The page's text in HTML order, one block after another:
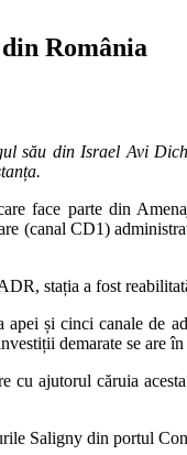
România
din Israel Avi
face parte din
(canal CD1)
stația a fost
și cinci canale
demarate se are
ajutorul căruia
Saligny din portul